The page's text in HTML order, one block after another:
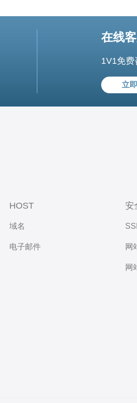
在线
1V1免
立
HOST
域名
电子邮件
安
网
网